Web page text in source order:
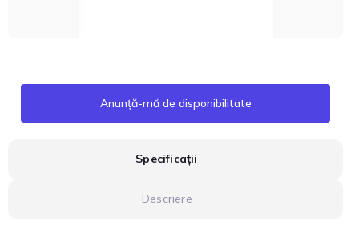
Anunță-mă de disponibilitate
Specificații
Descriere